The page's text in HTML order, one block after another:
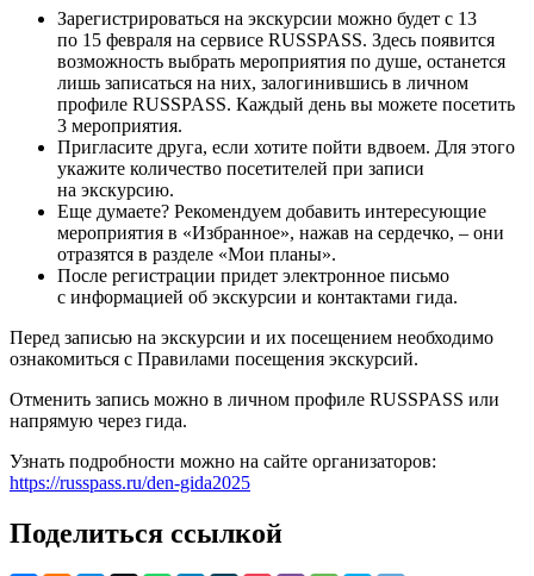
Зарегистрироваться на экскурсии можно будет с 13
по 15 февраля на сервисе RUSSPASS. Здесь появится
возможность выбрать мероприятия по душе, останется
лишь записаться на них, залогинившись в личном
профиле RUSSPASS. Каждый день вы можете посетить
3 мероприятия.
Пригласите друга, если хотите пойти вдвоем. Для этого
укажите количество посетителей при записи
на экскурсию.
Еще думаете? Рекомендуем добавить интересующие
мероприятия в «Избранное», нажав на сердечко, ‒ они
отразятся в разделе «Мои планы».
После регистрации придет электронное письмо
с информацией об экскурсии и контактами гида.
Перед записью на экскурсии и их посещением необходимо
ознакомиться с Правилами посещения экскурсий.
Отменить запись можно в личном профиле RUSSPASS или
напрямую через гида.
Узнать подробности можно на сайте организаторов:
https://russpass.ru/den-gida2025
Поделиться ссылкой